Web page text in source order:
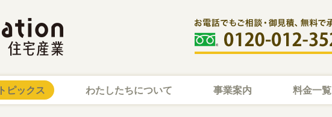
トピックス わたしたちについて 事業案内 料金一覧